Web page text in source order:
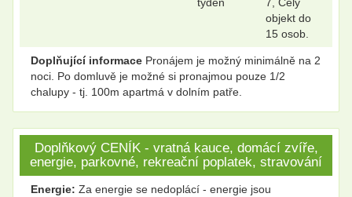
objekt do
15 osob.
Doplňující informace Pronájem je možný minimálně na 2
noci. Po domluvě je možné si pronajmou pouze 1/2
chalupy - tj. 100m apartmá v dolním patře.
Doplňkový CENÍK - vratná kauce, domácí zvíře,
energie, parkovné, rekreační poplatek, stravování
Energie: Za energie se nedoplácí - energie jsou